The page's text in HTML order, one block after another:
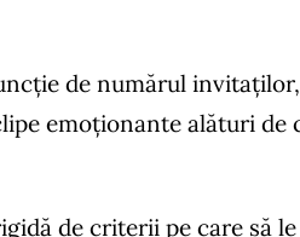
de numărul
emoționante alături de
de criterii pe care să